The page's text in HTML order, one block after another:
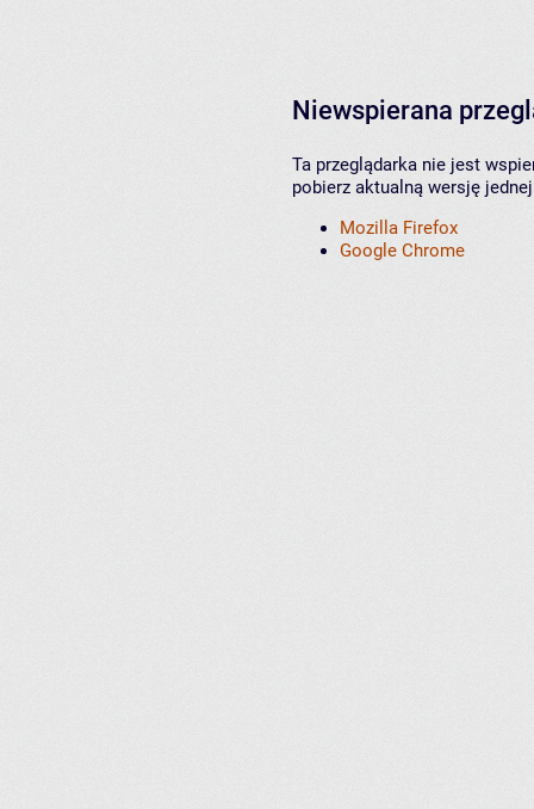
Niewspierana
Ta przeglądarka nie jest
pobierz aktualną wersję
Mozilla Firefox
Google Chrome